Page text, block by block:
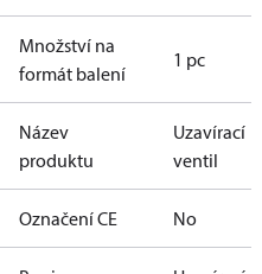
Množství na
formát balení
1 pc
Název
produktu
Uzavírací
ventil
Označení CE No